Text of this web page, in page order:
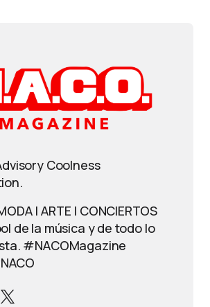
Coolness
| ARTE | CONCIERTOS
de la música y de todo lo
#NACOMagazine